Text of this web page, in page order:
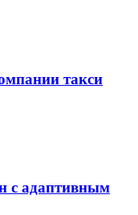
такси
с адаптивным